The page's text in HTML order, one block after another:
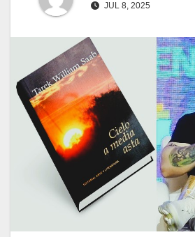
JUL 8, 2025